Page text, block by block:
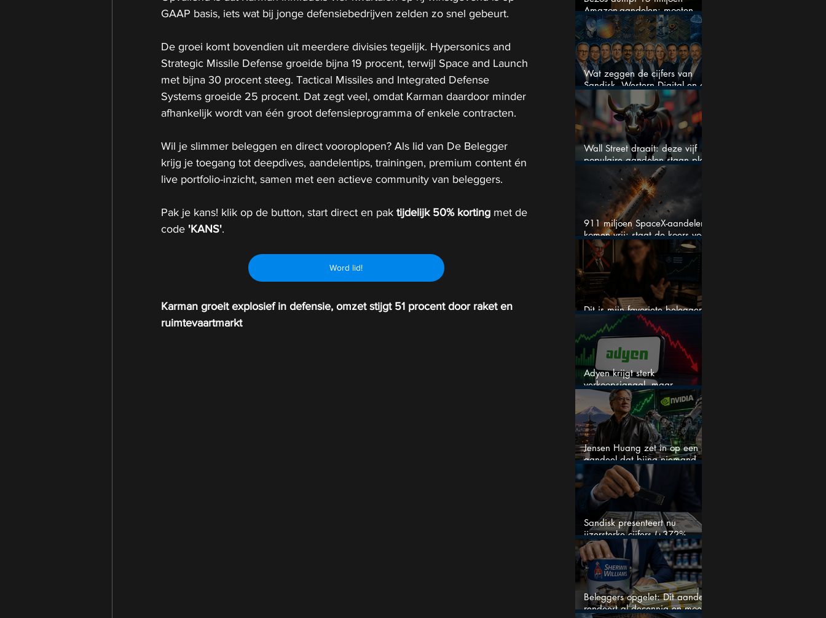
GAAP basis, iets wat bij jonge defensiebedrijven zelden zo snel gebeurt.
De groei komt bovendien uit meerdere divisies tegelijk. Hypersonics and
Strategic Missile Defense groeide bijna 19 procent, terwijl Space and Launch
met bijna 30 procent steeg. Tactical Missiles and Integrated Defense
Systems groeide 25 procent. Dat zegt veel, omdat Karman daardoor minder
afhankelijk wordt van één groot defensieprogramma of enkele contracten.
Wil je slimmer beleggen en direct vooroplopen? Als lid van De Belegger
krijg je toegang tot deepdives, aandelentips, trainingen, premium content én
live portfolio-inzicht, samen met een actieve community van beleggers.
Pak je kans! klik op de button, start direct en pak tijdelijk 50% korting met de
code 'KANS'.
Word lid!
Karman groeit explosief in defensie, omzet stijgt 51 procent door raket en
ruimtevaartmarkt
Amazon-aandelen: moeten
beleggers zich zorgen maken?
Wat zeggen de cijfers van
Sandisk, Western Digital en de
AI-Infrastructuur aandelen mij
werkelijk
Wall Street draait: deze vijf
populaire aandelen staan plots
onder spanning
911 miljoen SpaceX-aandelen
komen vrij: staat de koers voor
een nieuwe crash?
Dit is mijn favoriete belegger…
en het is niet Warren Buffett
Adyen krijgt sterk
verkoopsignaal, maar
analisten zien juist een
koopkans
Jensen Huang zet in op een
aandeel dat bijna niemand
Sandisk presenteert nu
ijzersterke cijfers (+372%
omzetgroei), toch zakt het
aandeel weg
Beleggers opgelet: Dit aandeel
rendeert al decennia en moet